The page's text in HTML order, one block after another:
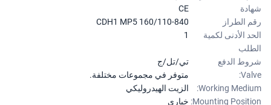
الطراز
CDH1 MP5 160/110-840
الأدنى لكمية
1
الدفع
تي/تل/ج
متوفر في مجموعات مختلفة.
Working
الزيت الهيدروليكي
Mounting خياري